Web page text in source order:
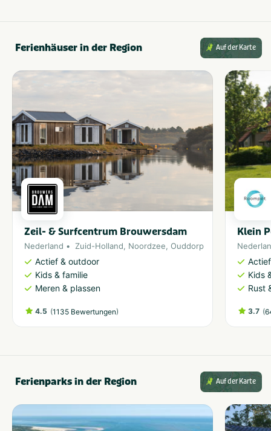
Ferienhäuser in der Region Auf der Karte
Zeil- & Surfcentrum Brouwersdam
Nederland Zuid-Holland, Noordzee, Ouddorp
Actief & outdoor
Kids & familie
Meren & plassen
4.5 (1135 Bewertungen)
Klein
Kids
Rust
3.7 (
Ferienparks in der Region Auf der Karte